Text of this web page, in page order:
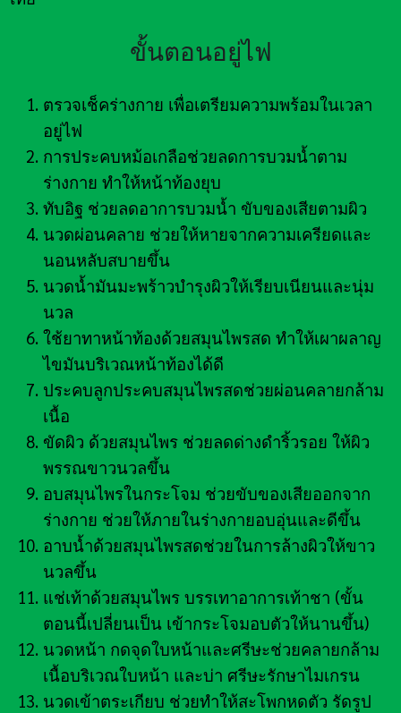
ขั้นตอนอยู่ไฟ
ตรวจเช็คร่างกาย เพื่อเตรียมความพร้อมในเวลา
อยู่ไฟ
การประคบหม้อเกลือช่วยลดการบวมน้ำตาม
ร่างกาย ทำให้หน้าท้องยุบ
ทับอิฐ ช่วยลดอาการบวมน้ำ ขับของเสียตามผิว
นวดผ่อนคลาย ช่วยให้หายจากความเครียดและ
นอนหลับสบายขึ้น
นวดน้ำมันมะพร้าวบำรุงผิวให้เรียบเนียนและนุ่ม
นวล
ใช้ยาทาหน้าท้องด้วยสมุนไพรสด ทำให้เผาผลาญ
ไขมันบริเวณหน้าท้องได้ดี
ประคบลูกประคบสมุนไพรสดช่วยผ่อนคลายกล้าม
เนื้อ
ขัดผิว ด้วยสมุนไพร ช่วยลดด่างดำริ้วรอย ให้ผิว
พรรณขาวนวลขึ้น
อบสมุนไพรในกระโจม ช่วยขับของเสียออกจาก
ร่างกาย ช่วยให้ภายในร่างกายอบอุ่นและดีขึ้น
อาบน้ำด้วยสมุนไพรสดช่วยในการล้างผิวให้ขาว
นวลขึ้น
แช่เท้าด้วยสมุนไพร บรรเทาอาการเท้าชา (ขั้น
ตอนนี้เปลี่ยนเป็น เข้ากระโจมอบตัวให้นานขึ้น)
นวดหน้า กดจุดใบหน้าและศรีษะช่วยคลายกล้าม
เนื้อบริเวณใบหน้า และบ่า ศรีษะรักษาไมเกรน
นวดเข้าตระเกียบ ช่วยทำให้สะโพกหดตัว รัดรูป